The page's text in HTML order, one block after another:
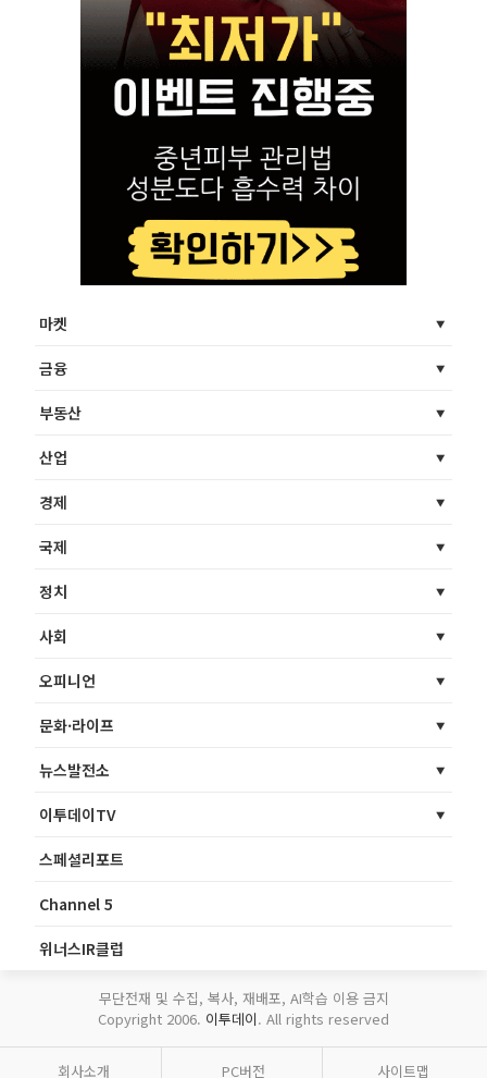
마켓
금융
부동산
산업
경제
국제
정치
사회
오피니언
문화·라이프
뉴스발전소
이투데이TV
스페셜리포트
Channel 5
위너스IR클럽
무단전재 및 수집, 복사, 재배포, AI학습 이용 금지
Copyright 2006. 이투데이. All rights reserved
회사소개 PC버전 사이트맵